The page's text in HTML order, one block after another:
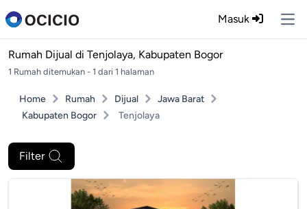
Masuk
Rumah Dijual di Tenjolaya, Kabupaten Bogor
1 Rumah ditemukan - 1 dari 1 halaman
Home Rumah Dijual
Jawa Barat
Kabupaten Bogor
Tenjolaya
Filter